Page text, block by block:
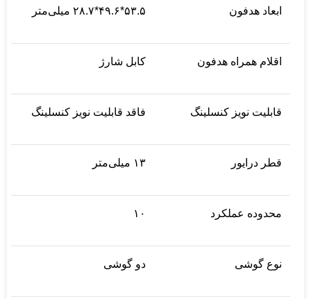
ابعاد هدفون ۵۳.۵*۴۹.۶*۲۸.۷ میلی‌متر
اقلام همراه هدفون کابل شارژ
قابلیت نویز کنسلینگ فاقد قابلیت نویز کنسلینگ
قطر درایور ۱۳ میلی‌متر
محدوده عملکرد ۱۰
نوع گوشی دو گوشی